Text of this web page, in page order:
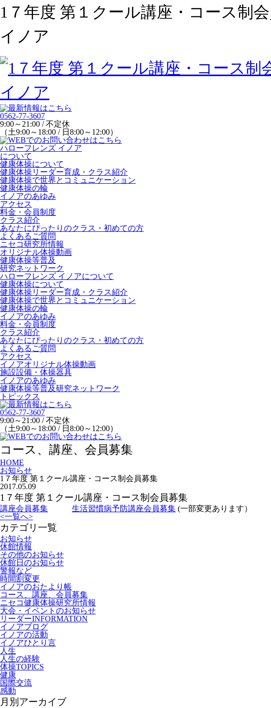
1７年度 第１クール講座・コース制
イノア
0562-77-3607
9:00～21:00 / 不定休
（土9:00～18:00 / 日8:00～12:00）
ハローフレンズ イノア
について
健康体操について
健康体操リーダー育成・クラス紹介
健康体操で世界とコミュニケーション
健康体操の輪
イノアのあゆみ
アクセス
料金・会員制度
クラス紹介
あなたにぴったりのクラス・初めての方
よくあるご質問
ニセコ研究所情報
オリジナル体操動画
健康体操等普及
研究ネットワーク
ハローフレンズ イノアについて
健康体操について
健康体操リーダー育成・クラス紹介
健康体操で世界とコミュニケーション
健康体操の輪
イノアのあゆみ
料金・会員制度
クラス紹介
あなたにぴったりのクラス・初めての方
よくあるご質問
アクセス
イノアオリジナル体操動画
施設設備・体操器具
イノアのあゆみ
健康体操等普及研究ネットワーク
トピックス
0562-77-3607
9:00～21:00 / 不定休
（土9:00～18:00 / 日8:00～12:00）
コース、講座、会員募集
HOME
お知らせ
1７年度 第１クール講座・コース制会員募集
2017.05.09
1７年度 第１クール講座・コース制会員募集
講座会員募集 生活習慣病予防講座会員募集 (一部変更あります
<一覧へ>
カテゴリ一覧
お知らせ
休館情報
その他のお知らせ
休館日のお知らせ
警報など
時間割変更
イノアのおたより帳
コース、講座、会員募集
ニセコ健康体操研究所情報
大会・イベントのお知らせ
リーダーINFORMATION
イノアブログ
イノアの活動
イノアひとり言
人生
人生の経験
体操TOPICS
健康
国際交流
感動
月別アーカイブ